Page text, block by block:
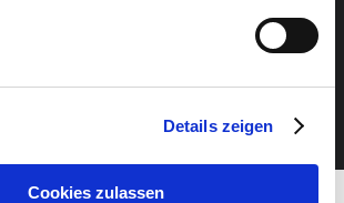
Details zeigen
Cookies zulassen